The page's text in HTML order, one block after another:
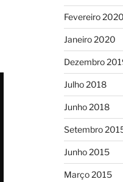
Fevereiro
Janeiro 2020
Dezembro
Julho 2018
Junho 2018
Setembro
Junho 2015
Março 2015